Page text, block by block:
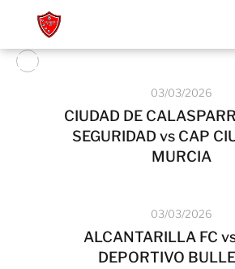
03/03/2026
CIUDAD DE
SEGURIDAD vs CAP
MURCIA
03/03/2026
ALCANTARILLA FC
DEPORTIVO